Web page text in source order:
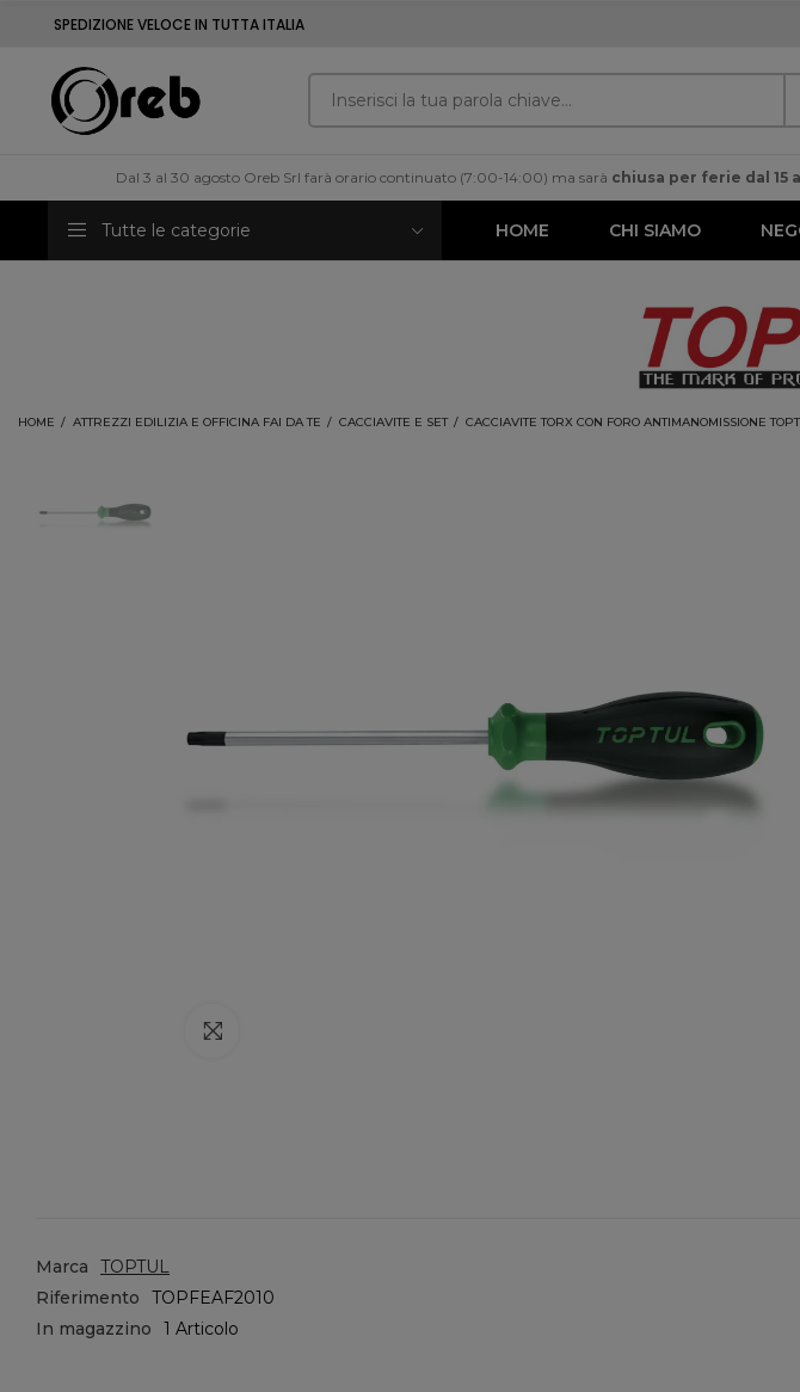
SPEDIZIONE VELOCE IN TUTTA ITALIA
Dal 3 al 30 agosto Oreb Srl farà orario continuato (7:00-14:00) ma sarà chiusa per ferie dal 15
Tutte le categorie HOME CHI SIAMO
HOME ATTREZZI EDILIZIA E OFFICINA FAI DA TE CACCIAVITE E SET CACCIAVITE TORX CON FORO ANTIMANOMISSIONE
Marca
TOPTUL
Riferimento
TOPFEAF2010
In magazzino
1 Articolo